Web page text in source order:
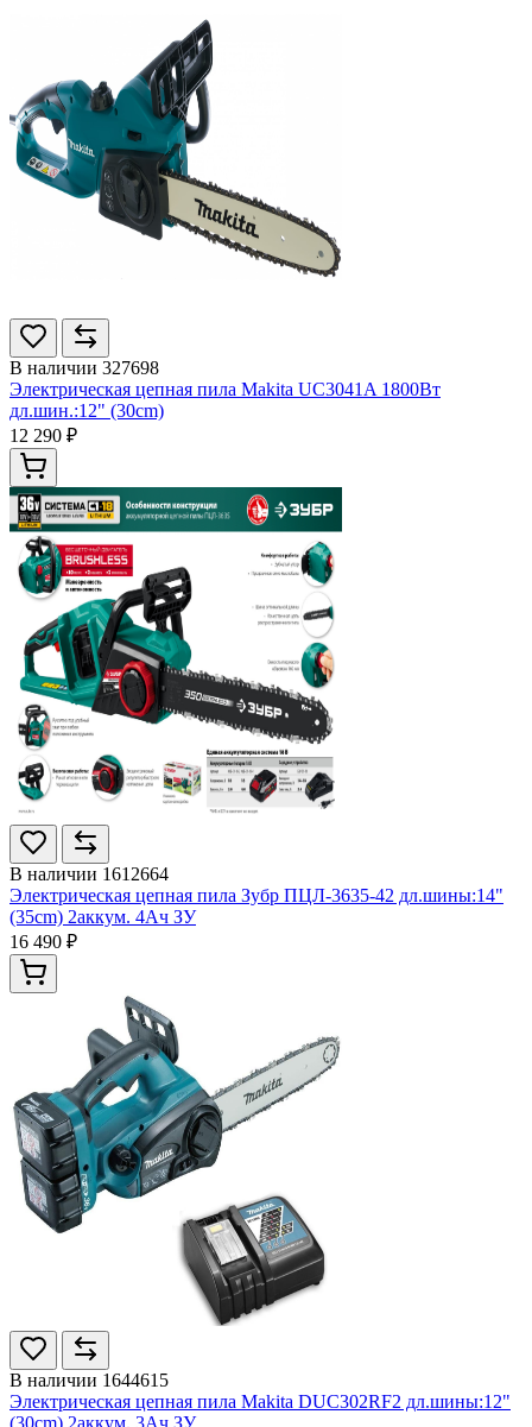
В наличии 327698
Электрическая цепная пила Makita UC3041A 1800Вт
дл.шин.:12" (30cm)
12 290 ₽
В наличии 1612664
Электрическая цепная пила Зубр ПЦЛ-3635-42 дл.шины:14"
(35cm) 2аккум. 4Ач ЗУ
16 490 ₽
В наличии 1644615
Электрическая цепная пила Makita DUC302RF2 дл.шины:12"
(30cm) 2аккум. 3Ач ЗУ